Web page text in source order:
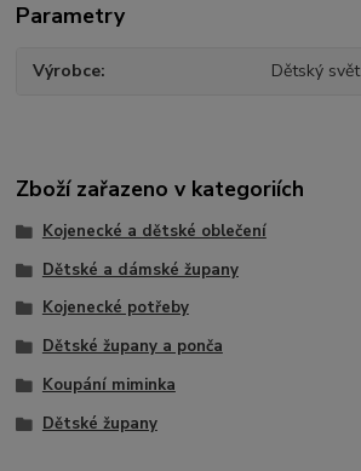
Parametry
Výrobce Dětský svět
Zboží zařazeno v kategoriích
Kojenecké a dětské oblečení
Dětské a dámské župany
Kojenecké potřeby
Dětské župany a ponča
Koupání miminka
Dětské župany